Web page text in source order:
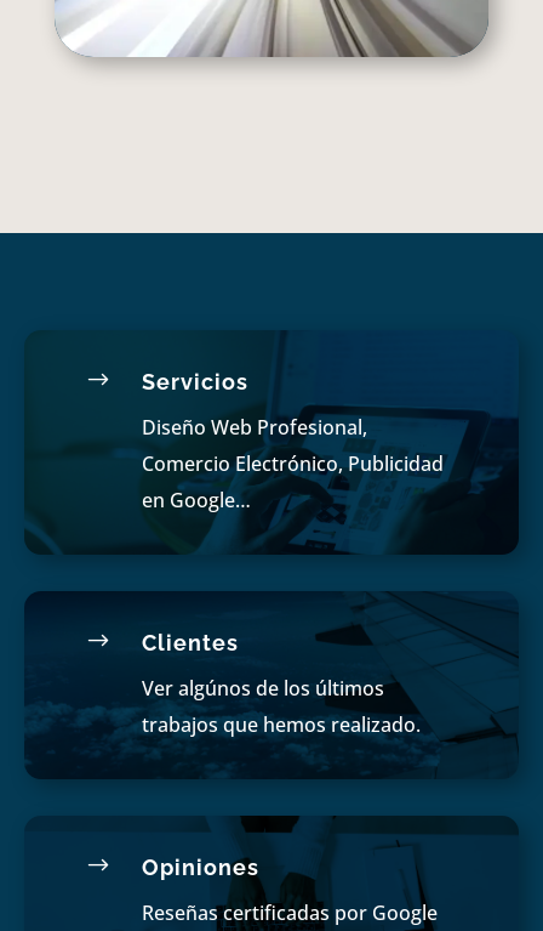
$ Servicios
Diseño Web Profesional,
Comercio Electrónico, Publicidad
en Google…
$ Clientes
Ver algúnos de los últimos
trabajos que hemos realizado.
$ Opiniones
Reseñas certificadas por Google